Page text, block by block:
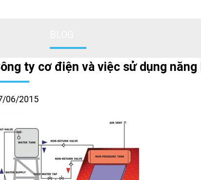
ty cơ điện và việc sử dụng
06/2015